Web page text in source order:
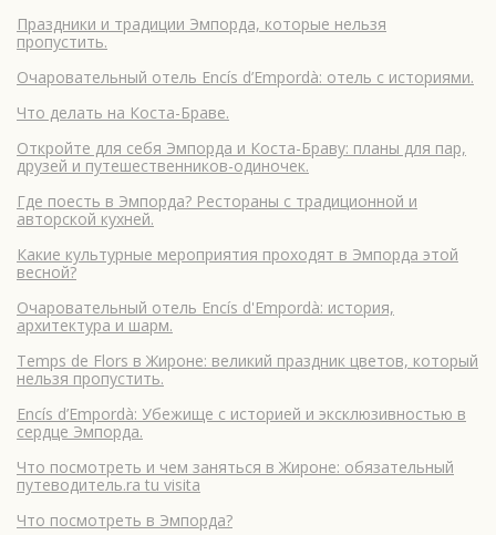
Праздники и традиции Эмпорда, которые нельзя
пропустить.
Очаровательный отель Encís d’Empordà: отель с историями.
Что делать на Коста-Браве.
Откройте для себя Эмпорда и Коста-Браву: планы для пар,
друзей и путешественников-одиночек.
Где поесть в Эмпорда? Рестораны с традиционной и
авторской кухней.
Какие культурные мероприятия проходят в Эмпорда этой
весной?
Очаровательный отель Encís d'Empordà: история,
архитектура и шарм.
Temps de Flors в Жироне: великий праздник цветов, который
нельзя пропустить.
Encís d’Empordà: Убежище с историей и эксклюзивностью в
сердце Эмпорда.
Что посмотреть и чем заняться в Жироне: обязательный
путеводитель.ra tu visita
Что посмотреть в Эмпорда?